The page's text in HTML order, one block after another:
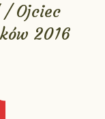
/ Ojciec
2016